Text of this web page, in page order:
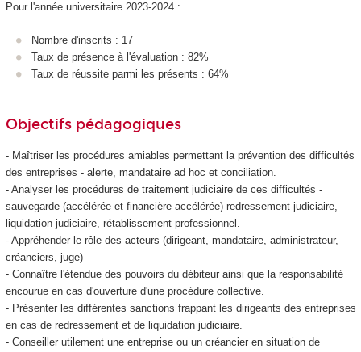
Pour l'année universitaire 2023-2024 :
Nombre d'inscrits : 17
Taux de présence à l'évaluation : 82%
Taux de réussite parmi les présents : 64%
Objectifs pédagogiques
- Maîtriser les procédures amiables permettant la prévention des difficultés
des entreprises - alerte, mandataire ad hoc et conciliation.
- Analyser les procédures de traitement judiciaire de ces difficultés -
sauvegarde (accélérée et financière accélérée) redressement judiciaire,
liquidation judiciaire, rétablissement professionnel.
- Appréhender le rôle des acteurs (dirigeant, mandataire, administrateur,
créanciers, juge)
- Connaître l'étendue des pouvoirs du débiteur ainsi que la responsabilité
encourue en cas d'ouverture d'une procédure collective.
- Présenter les différentes sanctions frappant les dirigeants des entreprises
en cas de redressement et de liquidation judiciaire.
- Conseiller utilement une entreprise ou un créancier en situation de